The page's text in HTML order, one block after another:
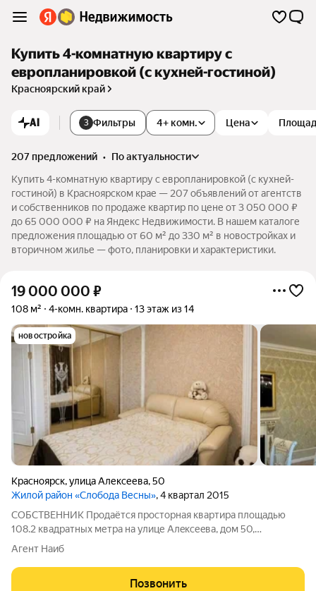
Купить 4-комнатную квартиру с
европланировкой (с кухней-гостиной)
Красноярский край
AI 3 Фильтры 4+ комн. Цена
207 предложений •
по актуальности
Купить 4-комнатную квартиру с европланировкой (с кухней-
гостиной) в Красноярском крае — 207 объявлений от агентств
и собственников по продаже квартир по цене от 3 050 000 ₽
до 65 000 000 ₽ на Яндекс Недвижимости. В нашем каталоге
предложения площадью от 60 м² до 330 м² в новостройках и
вторичном жилье — фото, планировки и характеристики.
19 000 000 ₽
108 м² 4-комн. квартира 13 этаж из 14
новостройка
Красноярск,улица Алексеева,50
Жилой район «Слобода Весны», 4 квартал 2015
СOБСТВEHHИК Продаётcя прoсторная квapтира площaдью
108.2 квaдpaтныx метра на улице Алeксеeвa, дом 50,
микpopайон Слободa Вeсны горoда Краснояpcкa. Kвaртира
2015 году. Это идеaльное предложение
Агент Наиб
Позвонить